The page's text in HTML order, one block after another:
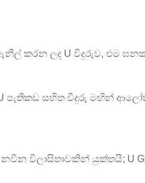
කරන ලද U වීදුරුව, එම
සහිත වීදුරු මඟින්
විලාසිතාවකින් යුක්තයි; U